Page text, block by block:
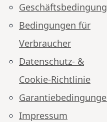
Bedingungen für
Verbraucher
Datenschutz- &
Cookie-Richtlinie
Impressum